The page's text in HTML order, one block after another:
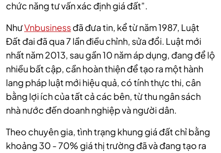
chức năng tư vấn xác định giá đất”.
NhưVnbusinessđã đưa tin, kể từ năm 1987, Luật
Đất đai đã qua 7 lần điều chỉnh, sửa đổi. Luật mới
nhất năm 2013, sau gần 10 năm áp dụng, đang để lộ
nhiều bất cập, cần hoàn thiện để tạo ra một hành
lang pháp luật mới hiệu quả, có tính thực thi, cân
bằng lợi ích của tất cả các bên, từ thu ngân sách
nhà nước đến doanh nghiệp và người dân.
Theo chuyên gia, tình trạng khung giá đất chỉ bằng
khoảng 30 - 70% giá thị trường đã và đang tạo ra